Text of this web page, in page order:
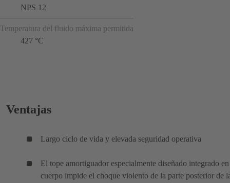
NPS 12
Temperatura del fluido máxima permitida
427 °C
Ventajas
Largo ciclo de vida y elevada seguridad operativa
El tope amortiguador especialmente diseñado integrado
cuerpo impide el choque violento de la parte posterior de